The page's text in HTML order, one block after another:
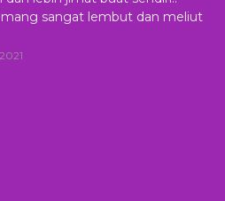
sangat lembut dan meliut